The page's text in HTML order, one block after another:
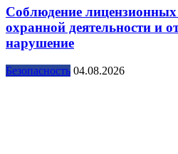
Соблюдение лицензионных
охранной деятельности и
нарушение
Безопасность 04.08.2026